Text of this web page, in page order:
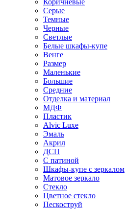
Коричневые
Серые
Темные
Черные
Светлые
Белые шкафы-купе
Венге
Размер
Маленькие
Большие
Средние
Отделка и материал
МДФ
Пластик
Alvic Luxe
Эмаль
Акрил
ДСП
С патиной
Шкафы-купе с зеркалом
Матовое зеркало
Стекло
Цветное стекло
Пескоструй